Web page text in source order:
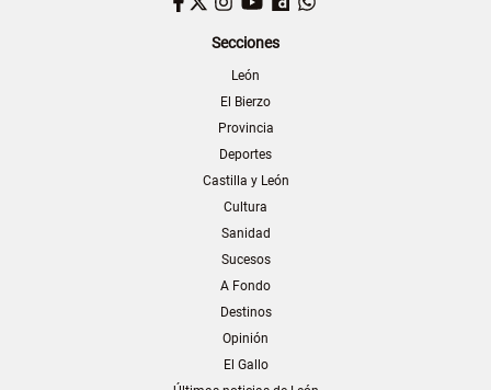
Secciones
León
El Bierzo
Provincia
Deportes
Castilla y León
Cultura
Sanidad
Sucesos
A Fondo
Destinos
Opinión
El Gallo